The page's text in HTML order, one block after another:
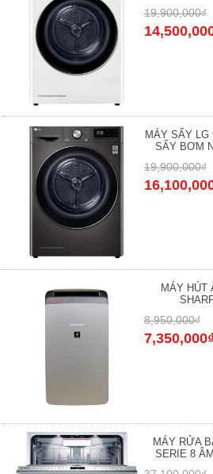
19,900,000₫
MÁY SẤY LG
SẤY BƠM
19,900,000₫
MÁY HÚT
8,950,000₫
MÁY RỬA
SERIE 8